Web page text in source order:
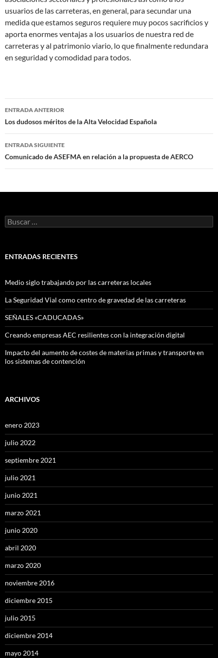
usuarios de las carreteras, en general, para secundar una
medida que estamos seguros requiere muy pocos sacrificios y
aporta enormes ventajas a los usuarios de nuestra red de
carreteras y al patrimonio viario, lo que finalmente redundara
en seguridad y comodidad para todos.
Navegación
de
entradas
ENTRADA ANTERIOR
Los dudosos méritos de la Alta Velocidad Española
ENTRADA SIGUIENTE
Comunicado de ASEFMA en relación a la propuesta de AERCO
Buscar:
ENTRADAS RECIENTES
Medio siglo trabajando por las carreteras locales
La Seguridad Vial como centro de gravedad de las carreteras
SEÑALES «CADUCADAS»
Creando empresas AEC resilientes con la integración digital
Impacto del aumento de costes de materias primas y transporte en
los sistemas de contención
ARCHIVOS
enero 2023
julio 2022
septiembre 2021
julio 2021
junio 2021
marzo 2021
junio 2020
abril 2020
marzo 2020
noviembre 2016
diciembre 2015
julio 2015
diciembre 2014
mayo 2014